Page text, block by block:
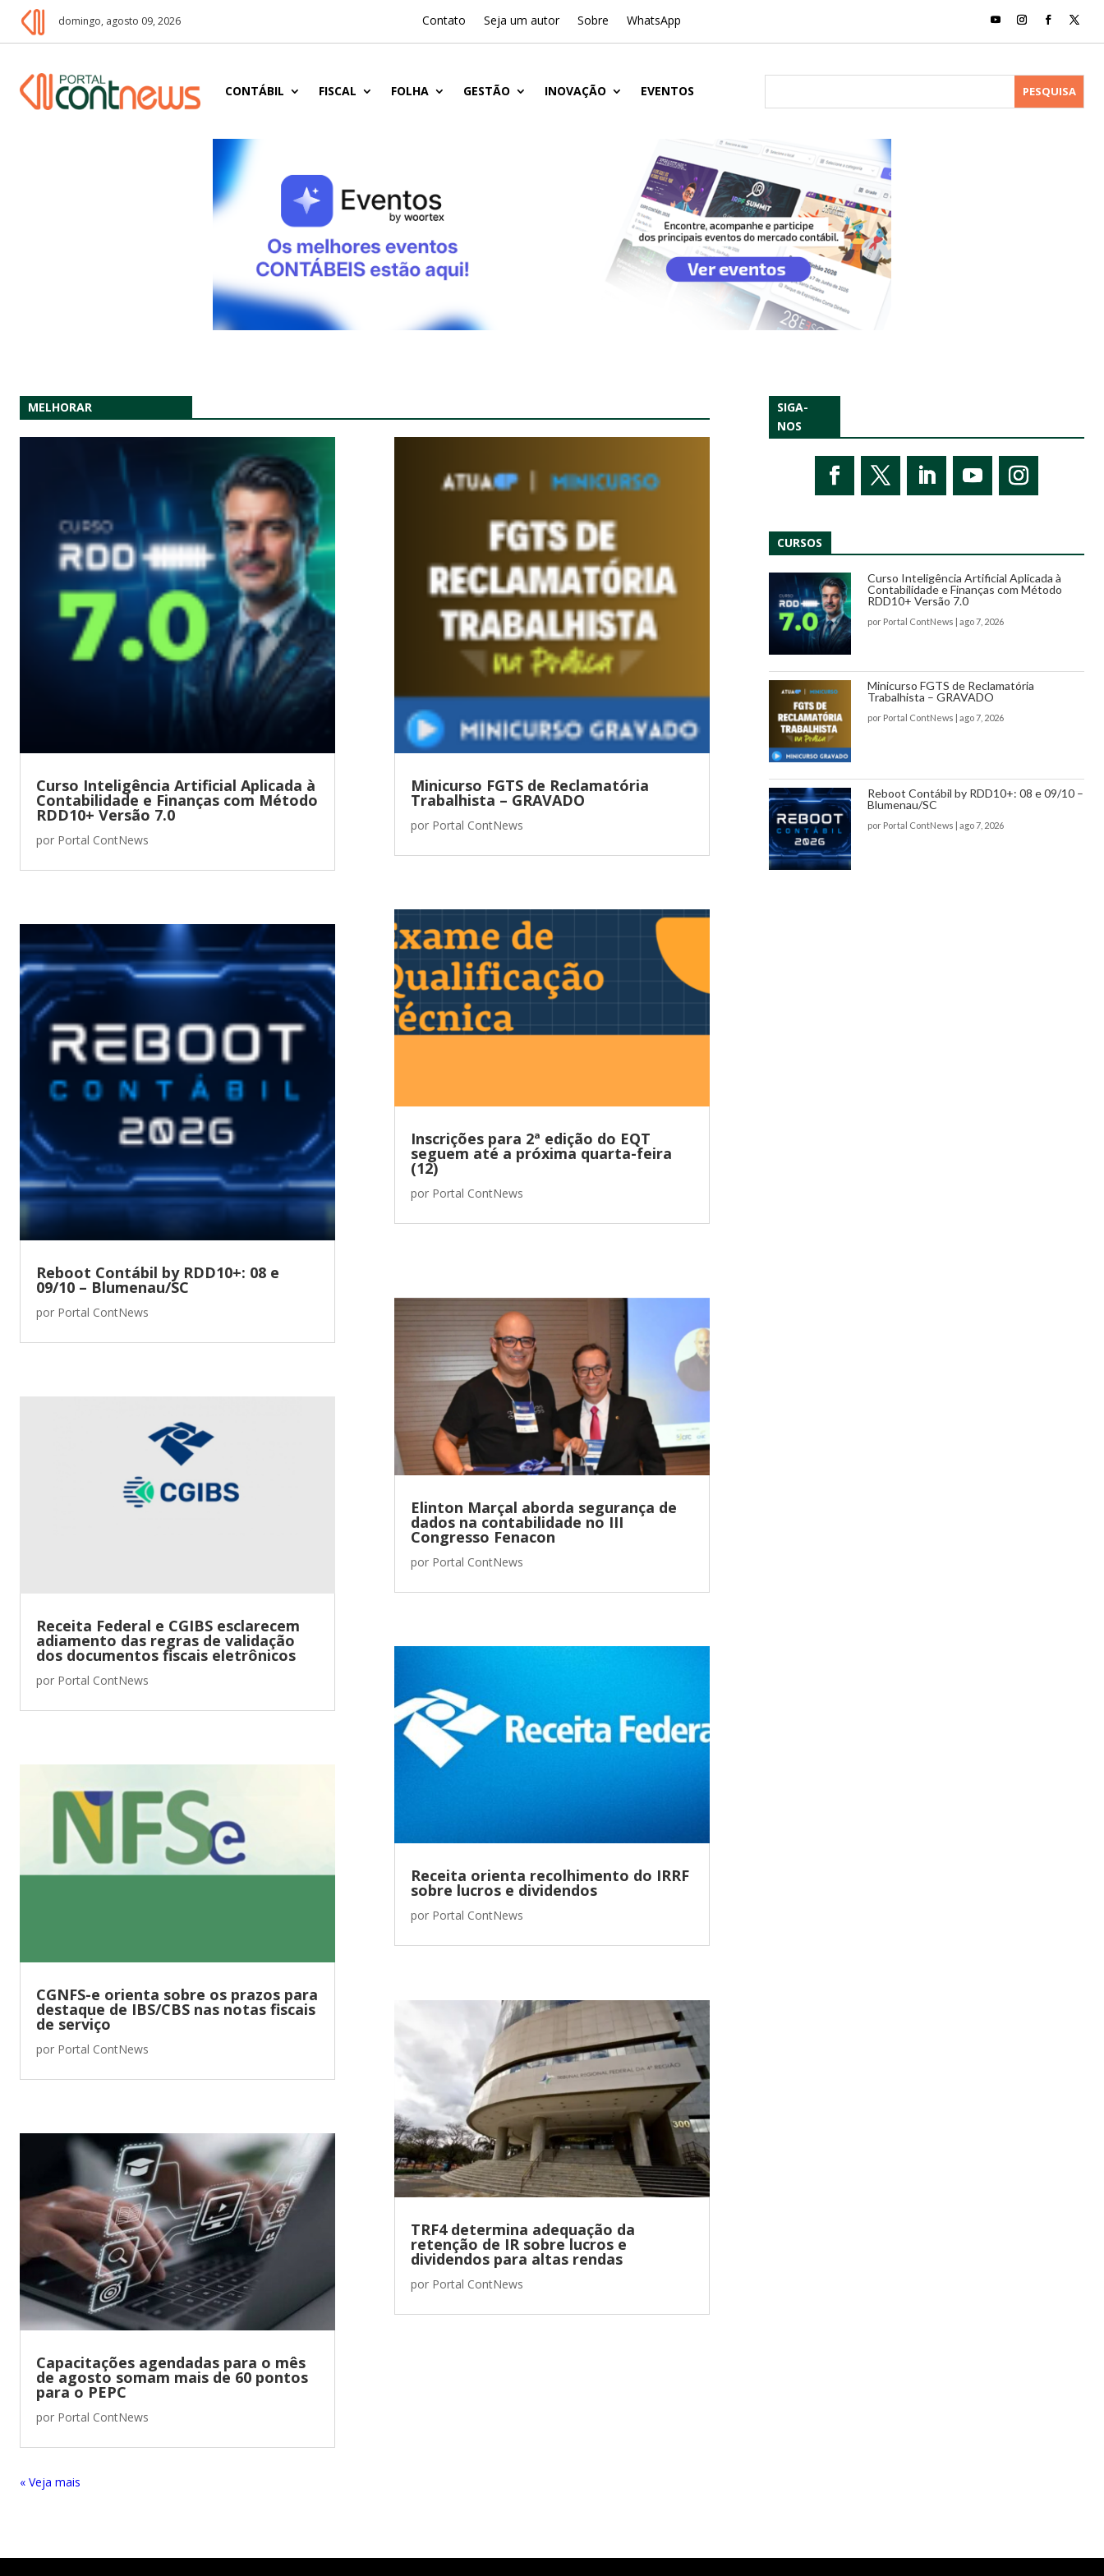
domingo, agosto 09, 2026 Contato Seja um autor Sobre WhatsApp
CONTÁBIL FISCAL FOLHA GESTÃO INOVAÇÃO EVENTOS
MELHORAR
Curso Inteligência Artificial Aplicada à
Contabilidade e Finanças com Método
RDD10+ Versão 7.0
por Portal ContNews
Reboot Contábil by RDD10+: 08 e
09/10 – Blumenau/SC
por Portal ContNews
Receita Federal e CGIBS esclarecem
adiamento das regras de validação
dos documentos fiscais eletrônicos
por Portal ContNews
CGNFS-e orienta sobre os prazos para
destaque de IBS/CBS nas notas fiscais
de serviço
por Portal ContNews
Capacitações agendadas para o mês
de agosto somam mais de 60 pontos
para o PEPC
por Portal ContNews
Minicurso FGTS de Reclamatória
Trabalhista – GRAVADO
por Portal ContNews
Inscrições para 2ª edição do EQT
seguem até a próxima quarta-feira
(12)
por Portal ContNews
Elinton Marçal aborda segurança de
dados na contabilidade no III
Congresso Fenacon
por Portal ContNews
Receita orienta recolhimento do IRRF
sobre lucros e dividendos
por Portal ContNews
TRF4 determina adequação da
retenção de IR sobre lucros e
dividendos para altas rendas
por Portal ContNews
« Entradas Antigas
SIGA-
NOS
CURSOS
Curso Inteligência Artificial Aplicada à
Contabilidade e Finanças com Método
RDD10+ Versão 7.0
por Portal ContNews | ago 7, 2026
Minicurso FGTS de Reclamatória
Trabalhista – GRAVADO
por Portal ContNews | ago 7, 2026
Reboot Contábil by RDD10+: 08 e 09/10 –
Blumenau/SC
por Portal ContNews | ago 7, 2026